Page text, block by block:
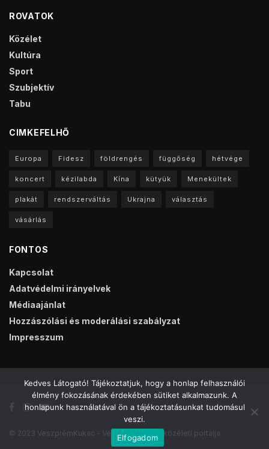
ROVATOK
Közélet
Kultúra
Sport
Szubjektív
Tabu
CIMKEFELHŐ
Europa Fidesz földrengés függőség hétvége
koncert kézilabda Kína kütyük Menekültek
plakát rendszerváltás Ukrajna választás
vásárlás
FONTOS
Kapcsolat
Adatvédelmi irányelvek
Médiaajánlat
Hozzászólási és moderálási szabályzat
Impresszum
© 2023 VeszprémKukac - Veszprém online közéleti portálja
Kedves Látogató! Tájékoztatjuk, hogy a honlap felhasználói
élmény fokozásának érdekében sütiket alkalmazunk. A
honlapunk használatával ön a tájékoztatásunkat tudomásul
veszi.
Elfogadom